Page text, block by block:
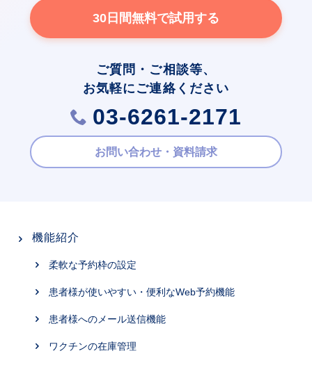
30日間無料で試用する
ご質問・ご相談等、
お気軽にご連絡ください
03-6261-2171
お問い合わせ・資料請求
機能紹介
柔軟な予約枠の設定
患者様が使いやすい・便利なWeb予約機能
患者様へのメール送信機能
ワクチンの在庫管理